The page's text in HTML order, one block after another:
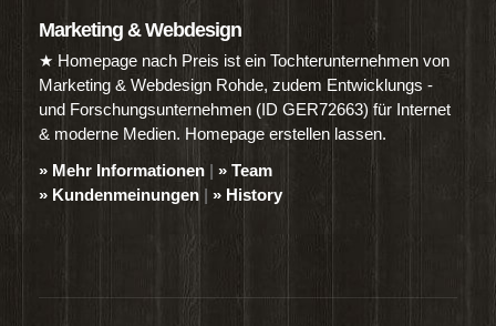
Marketing & Webdesign
★ Homepage nach Preis ist ein Tochterunternehmen von
Marketing & Webdesign Rohde, zudem Entwicklungs -
und Forschungsunternehmen (ID GER72663) für Internet
& moderne Medien. Homepage erstellen lassen.
» Mehr Informationen | » Team
» Kundenmeinungen | » History